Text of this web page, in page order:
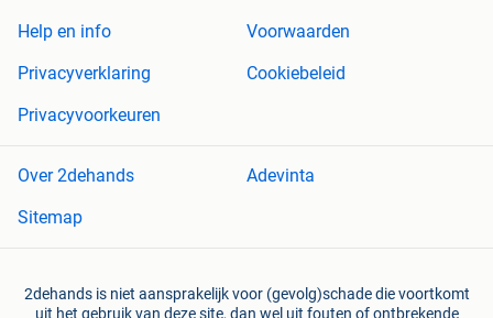
Help en info
Voorwaarden
Privacyverklaring
Cookiebeleid
Privacyvoorkeuren
Over 2dehands
Adevinta
Sitemap
2dehands is niet aansprakelijk voor (gevolg)schade die voortkomt
uit het gebruik van deze site, dan wel uit fouten of ontbrekende